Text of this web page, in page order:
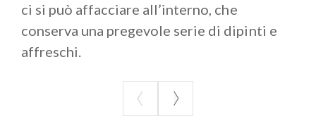
collegamento con Cavargna, attraversando pascoli
e cespugliati, porta all’Oratorio di San Lucioe
all’omonimo Rifugio e poi, per i più sportivi, allo
Da Val Rezzo, ed in particolare dalla località di
ci si può affacciare all’interno, che
conserva una pregevole serie di dipinti e
affreschi.